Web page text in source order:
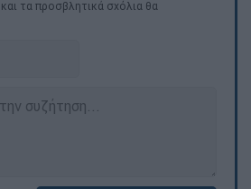
τα προσβλητικά σχόλια θα